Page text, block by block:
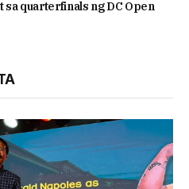
sa quarterfinals ng DC Open